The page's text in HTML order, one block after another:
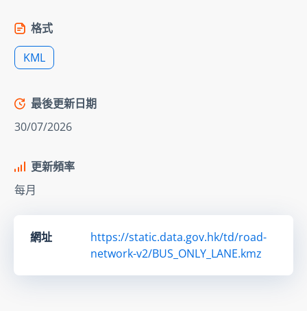
格式
KML
最後更新日期
30/07/2026
更新頻率
每月
網址
https://static.data.gov.hk/td/road-
network-v2/BUS_ONLY_LANE.kmz